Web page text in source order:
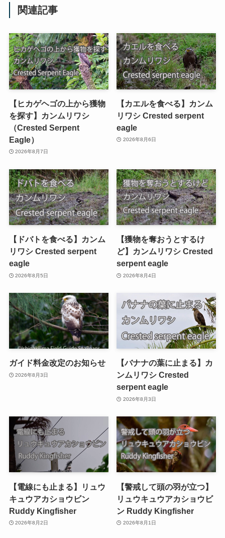
関連記事
【ヒカゲヘゴの上から獲物
を探す】カンムリワシ
（Crested Serpent
Eagle）
2026年8月7日
【カエルを食べる】カンム
リワシ Crested serpent
eagle
2026年8月6日
【ドバトを食べる】カンム
リワシ Crested serpent
eagle
2026年8月5日
【獲物を奪おうとするけ
ど】カンムリワシ Crested
serpent eagle
2026年8月4日
ガイド料金改定のお知らせ
2026年8月3日
【バナナの葉に止まる】カ
ンムリワシ Crested
serpent eagle
2026年8月3日
【電線にも止まる】リュウ
キュウアカショウビン
Ruddy Kingfisher
2026年8月2日
【警戒して頭の羽が立つ】
リュウキュウアカショウビ
ン Ruddy Kingfisher
2026年8月1日